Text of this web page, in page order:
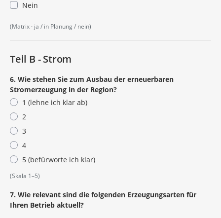
Nein
(Matrix · ja / in Planung / nein)
Teil B - Strom
6. Wie stehen Sie zum Ausbau der erneuerbaren
Stromerzeugung in der Region?
1 (lehne ich klar ab)
2
3
4
5 (befürworte ich klar)
(Skala 1–5)
7. Wie relevant sind die folgenden Erzeugungsarten für
Ihren Betrieb aktuell?